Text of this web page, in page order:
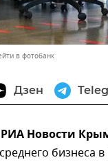
в фотобанк
Дзен
Новости
бизнеса